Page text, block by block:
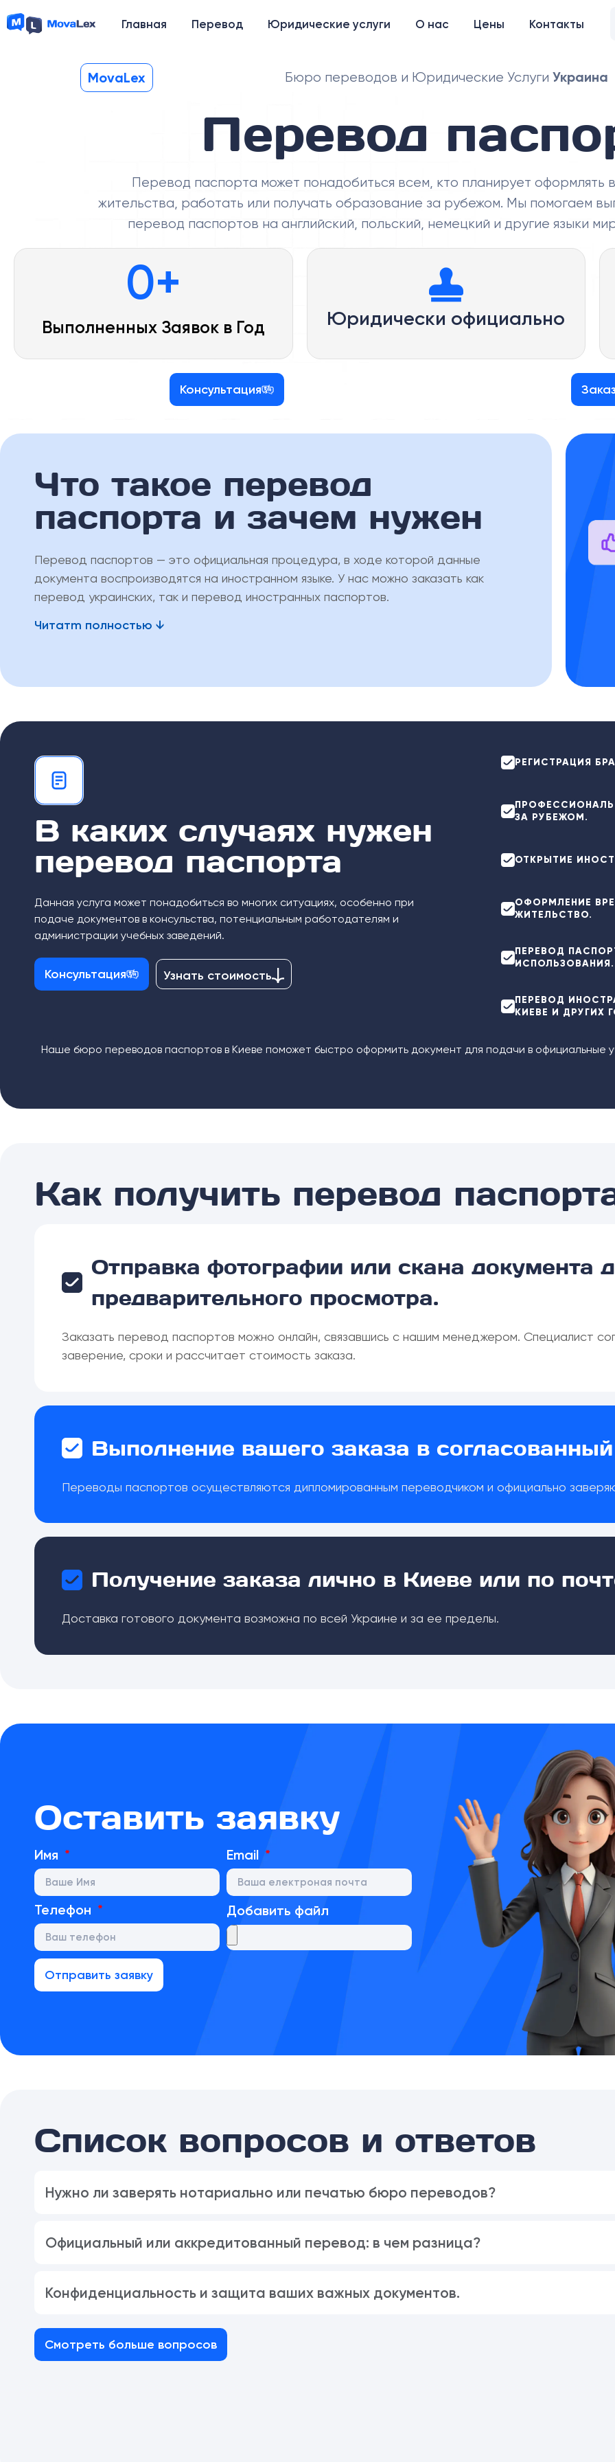
Главная Перевод Юридические услуги О нас Цены Контакты
MovaLex Бюро переводов и Юридические Услуги Украина
Перевод
Перевод паспорта может понадобиться всем, кто планирует оформлять
жительства, работать или получать образование за рубежом. Мы помогаем
перевод паспортов на английский, польский, немецкий и другие языки
Выполненных Заявок в Год
0+
Юридически официально
Консультация
Что такое перевод
паспорта и зачем нужен
Перевод паспортов — это официальная процедура, в ходе которой данные
документа воспроизводятся на иностранном языке. У нас можно заказать как
перевод украинских, так и перевод иностранных паспортов.
Читатm полностью
В каких случаях нужен
перевод паспорта
Данная услуга может понадобиться во многих ситуациях, особенно при
подаче документов в консульства, потенциальным работодателям и
администрации учебных заведений.
Консультация Узнать стоимость
РЕГИСТРАЦИЯ
ЗА РУБЕЖОМ.
ОТКРЫТИЕ
ОФОРМЛЕНИЕ
ЖИТЕЛЬСТВО.
ПЕРЕВОД
ИСПОЛЬЗОВАНИЯ.
ПЕРЕВОД
КИЕВЕ И ДРУГИХ
Наше бюро переводов паспортов в Киеве поможет быстро оформить документ для подачи в официальные
Как получить перевод
Отправка фотографии или скана документа
предварительного просмотра.
Заказать перевод паспортов можно онлайн, связавшись с нашим менеджером. Специалист
заверение, сроки и рассчитает стоимость заказа.
Выполнение вашего заказа в
Переводы паспортов осуществляются дипломированным переводчиком и официально
Получение заказа лично в Киеве или по
Доставка готового документа возможна по всей Украине и за ее пределы.
Оставить заявку
Имя Email
Телефон Добавить файл
Отправить заявку
Список вопросов и ответов
Нужно ли заверять нотариально или печатью бюро переводов?
Официальный или аккредитованный перевод: в чем разница?
Конфиденциальность и защита ваших важных документов.
Смотреть больше вопросов